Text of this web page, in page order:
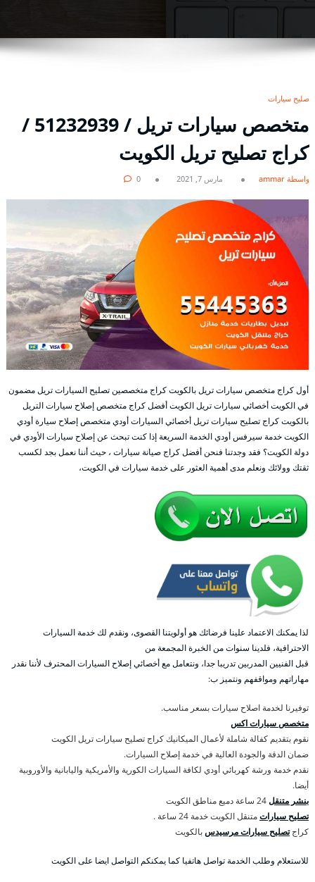
تصليح سيارات
متخصص سيارات تريل / 51232939‬ /
كراج تصليح تريل الكويت
بواسطة ammar مارس 7, 2021 0
أول كراج متخصص سيارات تريل بالكويت كراج متخصصين تصليح السيارات تريل مضمون
في الكويت أخصائي سيارات تريل الكويت أفضل كراج متخصص إصلاح سيارات التريل
بالكويت كراج تصليح سيارات تريل أخصائي السيارات أودي متخصص إصلاح سيارة أودي
الكويت خدمة سيرفس أودي الخدمة السريعة إذا كنت تبحث عن إصلاح سيارات الأودي في
دولة الكويت؟ فقد وجدتنا فنحن أفضل كراج صيانة سيارات ، حيث أننا نعمل بجد لكسب
ثقتك وولائك ونعلم مدى أهمية العثور على خدمة سيارات في الكويت،
لذا يمكنك الاعتماد علينا فرضائك هو أولويتنا القصوى، ونقدم لك خدمة السيارات
الاحترافية، فلدينا سنوات من الخبرة المجمعة من
قبل الفنيين المدربين تدريبا جدا، ونتعامل مع أخصائي إصلاح السيارات المحترف لأننا نقدر
مهاراتهم ومواقفهم ونتميز ب:
توفيرنا لخدمة اصلاح سيارات بسعر مناسب.
متخصص سيارات اكس
نقوم بتقديم كفالة شاملة لأعمال الميكانيك كراج تصليح سيارات تريل الكويت
ضمان الدقة والجودة العالية في خدمة إصلاح السيارات.
نقدم خدمة ورشة كهربائي أودي لكافة السيارات الكورية والأمريكية واليابانية والأوروبية
أيضا.
بنشر متنقل
تصليح سياراتمتنقل الكويت خدمة 24 ساعة .
كراجتصليح سيارات مرسيدسبالكويت
للاستعلام وطلب الخدمة تواصل هاتفيا كما يمكنكم التواصل ايضا على الكويت